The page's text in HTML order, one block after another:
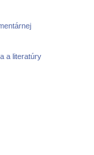
a literatúry